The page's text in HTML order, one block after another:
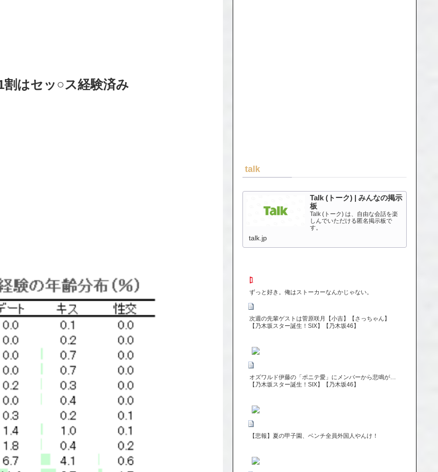
はセッ○ス経験済み
talk
Talk (トーク) | みんなの掲示
板
Talk (トーク) は、自由な会話を楽
しんでいただける匿名掲示板で
す。
talk.jp
ずっと好き。俺はストーカーなんかじゃない。
次週の先輩ゲストは菅原咲月【小吉】【さっちゃん】
【乃木坂スター誕生！SIX】【乃木坂46】
オズワルド伊藤の「ポニテ愛」にメンバーから悲鳴が…
【乃木坂スター誕生！SIX】【乃木坂46】
【悲報】夏の甲子園、ベンチ全員外国人やんけ！